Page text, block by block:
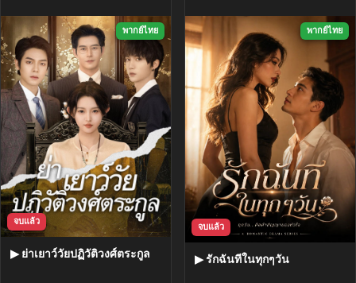
พากย์ไทย
จบแล้ว
▶ ย่าเยาว์วัยปฏิวัติวงศ์ตระกูล
พากย์ไทย
จบแล้ว
▶ รักฉันทีในทุกๆวัน